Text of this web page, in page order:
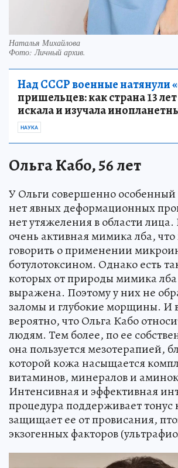
Наталья Михайлова
Фото:Личный архив.
Над СССР военные натянули
пришельцев: как страна 13
искала и изучала
НАУКА
Ольга Кабо, 56 лет
У Ольги совершенно особенный
нет явных деформационных
нет утяжеления в области
очень активная мимика лба,
говорить о применении
ботулотоксином. Однако есть
которых от природы мимика
выражена. Поэтому у них не
заломы и глубокие морщины. И
вероятно, что Ольга Кабо
людям. Тем более, по ее
она пользуется мезотерапией,
которой кожа насыщается
витаминов, минералов и
Интенсивная и эффективная
процедура поддерживает
защищает ее от провисания,
экзогенных факторов